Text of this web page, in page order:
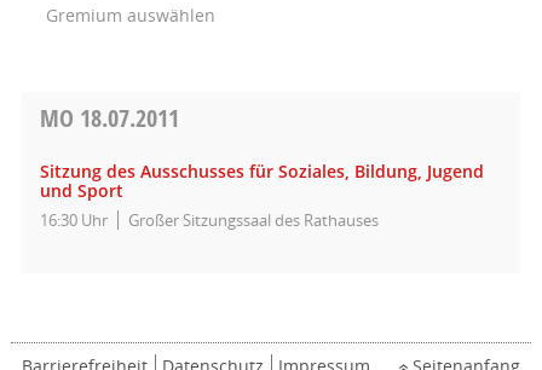
Gremium auswählen
MO 18.07.2011
Sitzung des Ausschusses für Soziales, Bildung, Jugend
und Sport
16:30 Uhr Großer Sitzungssaal des Rathauses